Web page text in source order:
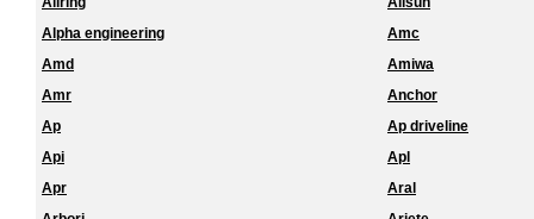
Alpha engineering
Amc
Amd
Amiwa
Amr
Anchor
Ap
Ap driveline
Api
Apl
Apr
Aral